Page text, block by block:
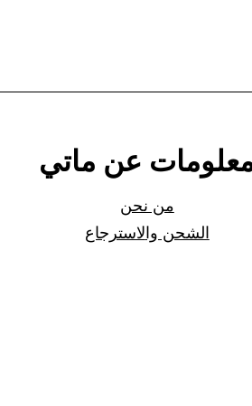
عن ماتي
من نحن
الشحن والاسترجاع